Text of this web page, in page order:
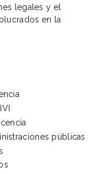
legales y el
en la
públicas